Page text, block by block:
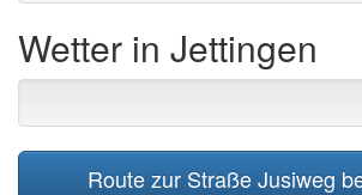
Wetter in Jettingen
Route zur Straße Jusiweg